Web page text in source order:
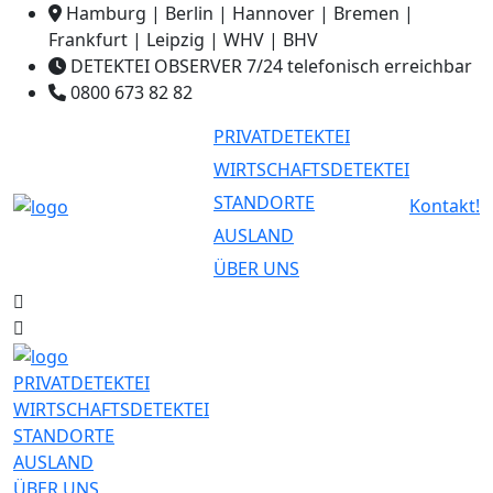
Hamburg | Berlin | Hannover | Bremen |
Frankfurt | Leipzig | WHV | BHV
DETEKTEI OBSERVER 7/24 telefonisch erreichbar
0800 673 82 82
PRIVATDETEKTEI
WIRTSCHAFTSDETEKTEI
STANDORTE
AUSLAND
ÜBER UNS
Kontakt!
PRIVATDETEKTEI
WIRTSCHAFTSDETEKTEI
STANDORTE
AUSLAND